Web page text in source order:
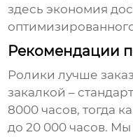
здесь экономия
Рекомендации
Ролики лучше
закалкой –
8000 часов, тогда
до 20 000 часов.